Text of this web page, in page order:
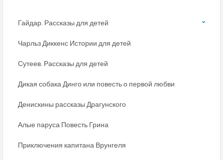
Гайдар. Рассказы для детей
Чарльз Диккенс Истории для детей
Сутеев. Рассказы для детей
Дикая собака Динго или повесть о первой любви
Денискины рассказы Драгунского
Алые паруса Повесть Грина
Приключения капитана Врунгеля